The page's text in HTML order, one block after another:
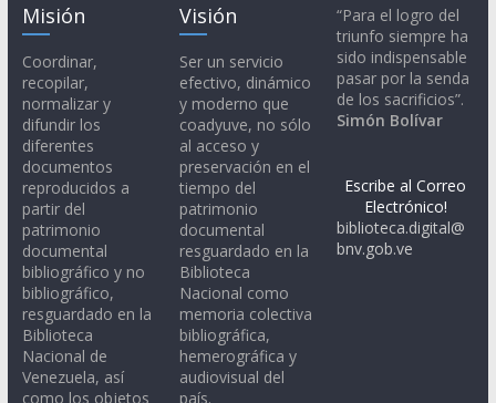
Misión
Coordinar,
recopilar,
normalizar y
difundir los
diferentes
documentos
reproducidos a
partir del
patrimonio
documental
bibliográfico y no
bibliográfico,
resguardado en la
Biblioteca
Nacional de
Venezuela, así
como los objetos
Visión
Ser un servicio
efectivo, dinámico
y moderno que
coadyuve, no sólo
al acceso y
preservación en el
tiempo del
patrimonio
documental
resguardado en la
Biblioteca
Nacional como
memoria colectiva
bibliográfica,
hemerográfica y
audiovisual del
país.
“Para el logro del
triunfo siempre ha
sido indispensable
pasar por la senda
de los sacrificios”.
Simón Bolívar
Escribe al Correo
Electrónico!
biblioteca.digital@
bnv.gob.ve